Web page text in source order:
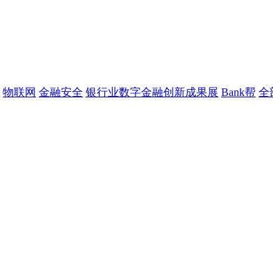
物联网 金融安全 银行业数字金融创新成果展 Bank帮 全